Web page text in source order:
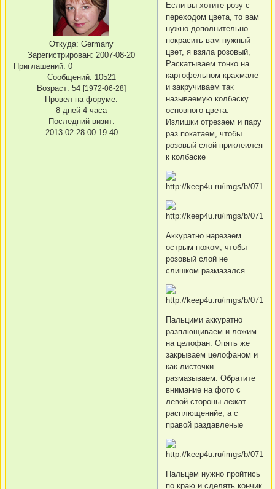
Откуда: Germany
Зарегистрирован: 2007-08-20
Приглашений: 0
Сообщений: 10521
Возраст: 54 [1972-06-28]
Провел на форуме:
8 дней 4 часа
Последний визит:
2013-02-28 00:19:40
Если вы хотите розу с
переходом цвета, то вам
нужно дополнительно
покрасить вам нужный
цвет, я взяла розовый,
Раскатываем тонко на
картофельном крахмале
и закручиваем так
называемую колбаску
основного цвета.
Излишки отрезаем и пару
раз покатаем, чтобы
розовый слой приклеился
к колбаске
Аккуратно нарезаем
острым ножом, чтобы
розовый слой не
слишком размазался
Пальцими аккуратно
разплющиваем и ложим
на целофан. Опять же
закрываем целофаном и
как листочки
размазываем. Обратите
внимание на фото с
левой стороны лежат
расплющеннйе, а с
правой раздавленые
Пальцем нужно пройтись
по краю и сделять кончик